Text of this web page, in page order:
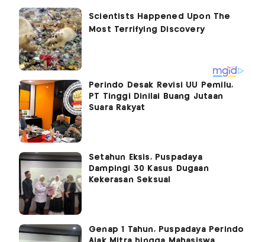
Perindo Desak Revisi UU Pemilu,
PT Tinggi Dinilai Buang Jutaan
Suara Rakyat
Setahun Eksis, Puspadaya
Dampingi 30 Kasus Dugaan
Kekerasan Seksual
Genap 1 Tahun, Puspadaya Perindo